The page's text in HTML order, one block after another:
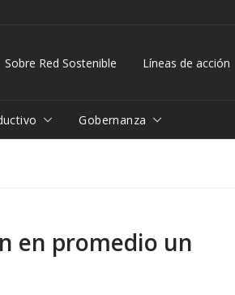
Sobre Red Sostenible Líneas de acción
Gobernanza
en promedio un